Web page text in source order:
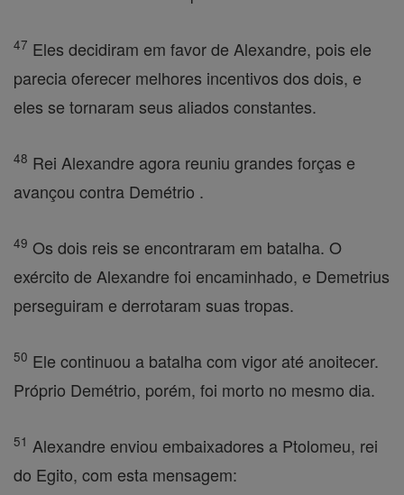
47 Eles decidiram em favor de Alexandre, pois ele
parecia oferecer melhores incentivos dos dois, e
eles se tornaram seus aliados constantes.
48 Rei Alexandre agora reuniu grandes forças e
avançou contra Demétrio .
49 Os dois reis se encontraram em batalha. O
exército de Alexandre foi encaminhado, e Demetrius
perseguiram e derrotaram suas tropas.
50 Ele continuou a batalha com vigor até anoitecer.
Próprio Demétrio, porém, foi morto no mesmo dia.
51 Alexandre enviou embaixadores a Ptolomeu, rei
do Egito, com esta mensagem: